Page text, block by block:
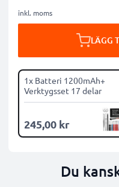
inkl. moms
LÄGG
1x Batteri 1200mAh+
Verktygsset 17 delar
245,00 kr
Du